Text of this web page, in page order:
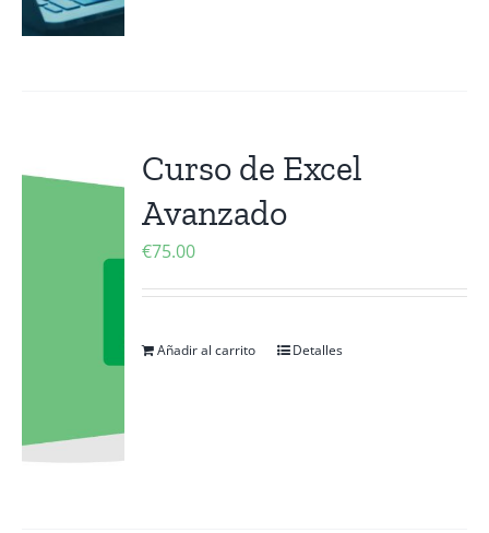
Curso de Excel
Avanzado
€75.00
Añadir al carrito Detalles